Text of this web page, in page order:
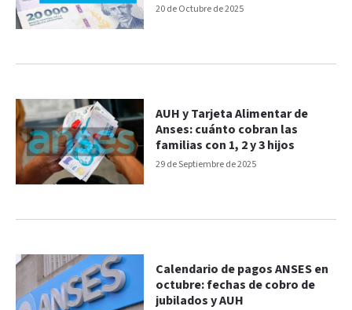
20 de Octubre de 2025
29 de Septiembre de 2025
AUH y Tarjeta Alimentar de
Anses: cuánto cobran las
familias con 1, 2 y 3 hijos
Calendario de pagos ANSES en
octubre: fechas de cobro de
jubilados y AUH